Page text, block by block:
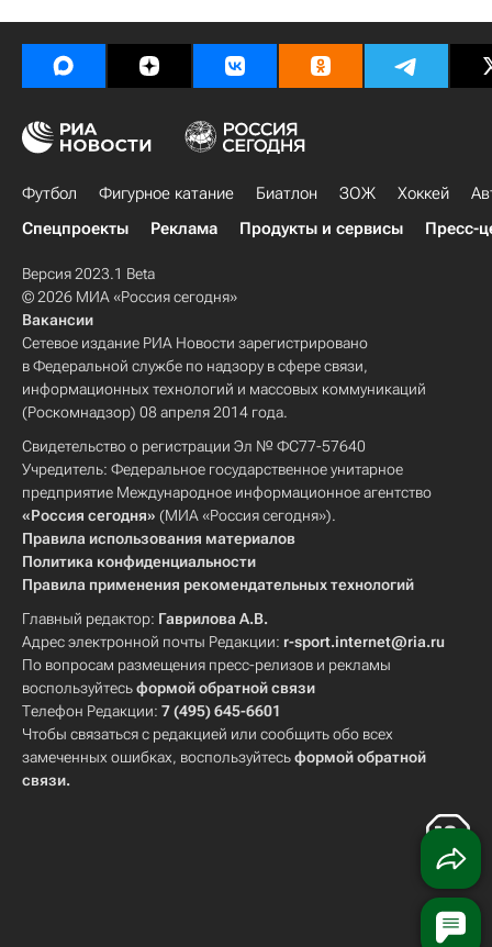
Футбол Фигурное катание Биатлон ЗОЖ Хоккей
Спецпроекты
Реклама Продукты и сервисы Пресс-
Версия 2023.1 Beta
© 2026 МИА «Россия сегодня»
Вакансии
Сетевое издание РИА Новости зарегистрировано
в Федеральной службе по надзору в сфере связи,
информационных технологий и массовых коммуникаций
(Роскомнадзор) 08 апреля 2014 года.
Свидетельство о регистрации Эл № ФС77-57640
Учредитель: Федеральное государственное унитарное
предприятие Международное информационное агентство
«Россия сегодня» (МИА «Россия сегодня»).
Правила использования материалов
Политика конфиденциальности
Правила применения рекомендательных технологий
Главный редактор: Гаврилова А.В.
Адрес электронной почты Редакции: r-sport.internet@ria.ru
По вопросам размещения пресс-релизов и рекламы
воспользуйтесьформой обратной связи
Телефон Редакции: 7 (495) 645-6601
Чтобы связаться с редакцией или сообщить обо всех
замеченных ошибках, воспользуйтесьформой обратной
связи.